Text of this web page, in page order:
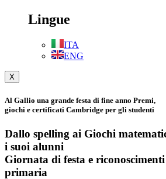
Lingue
ITA
ENG
X
Al Gallio una grande festa di fine anno Premi,
giochi e certificati Cambridge per gli studenti
Dallo spelling ai Giochi
i suoi alunni
Giornata di festa e
primaria